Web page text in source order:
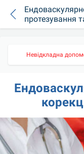
протезування
корекція
Невідкладна